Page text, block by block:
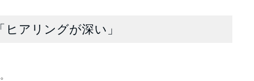
アリングが深い」